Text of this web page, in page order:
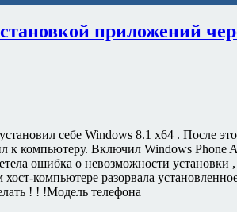
приложений
установил себе Windows 8.1 x64 . После
к компьютеру. Включил Windows Phone
ошибка о невозможности
компьютере разорвала
! ! !Модель телефона